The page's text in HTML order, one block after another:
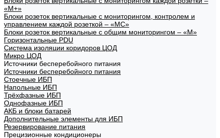
«М+»
Блоки розеток вертикальные с мониторингом, контролем и
управлением каждой розеткой – «МС»
Блоки розеток вертикальные с общим мониторингом – «М»
Горизонтальные PDU
Система изоляции коридоров ЦОД
Микро ЦОД
Источники бесперебойного питания
Источники бесперебойного питания
Стоечные ИБП
Напольные ИБП
Трёхфазные ИБП
Однофазные ИБП
АКБ и блоки батарей
Дополнительные элементы для ИБП
Резервирование питания
Прецизионные кондиционеры